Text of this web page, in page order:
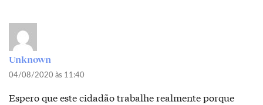
Unknown
04/08/2020 às 11:40
Espero que este cidadão trabalhe realmente porque